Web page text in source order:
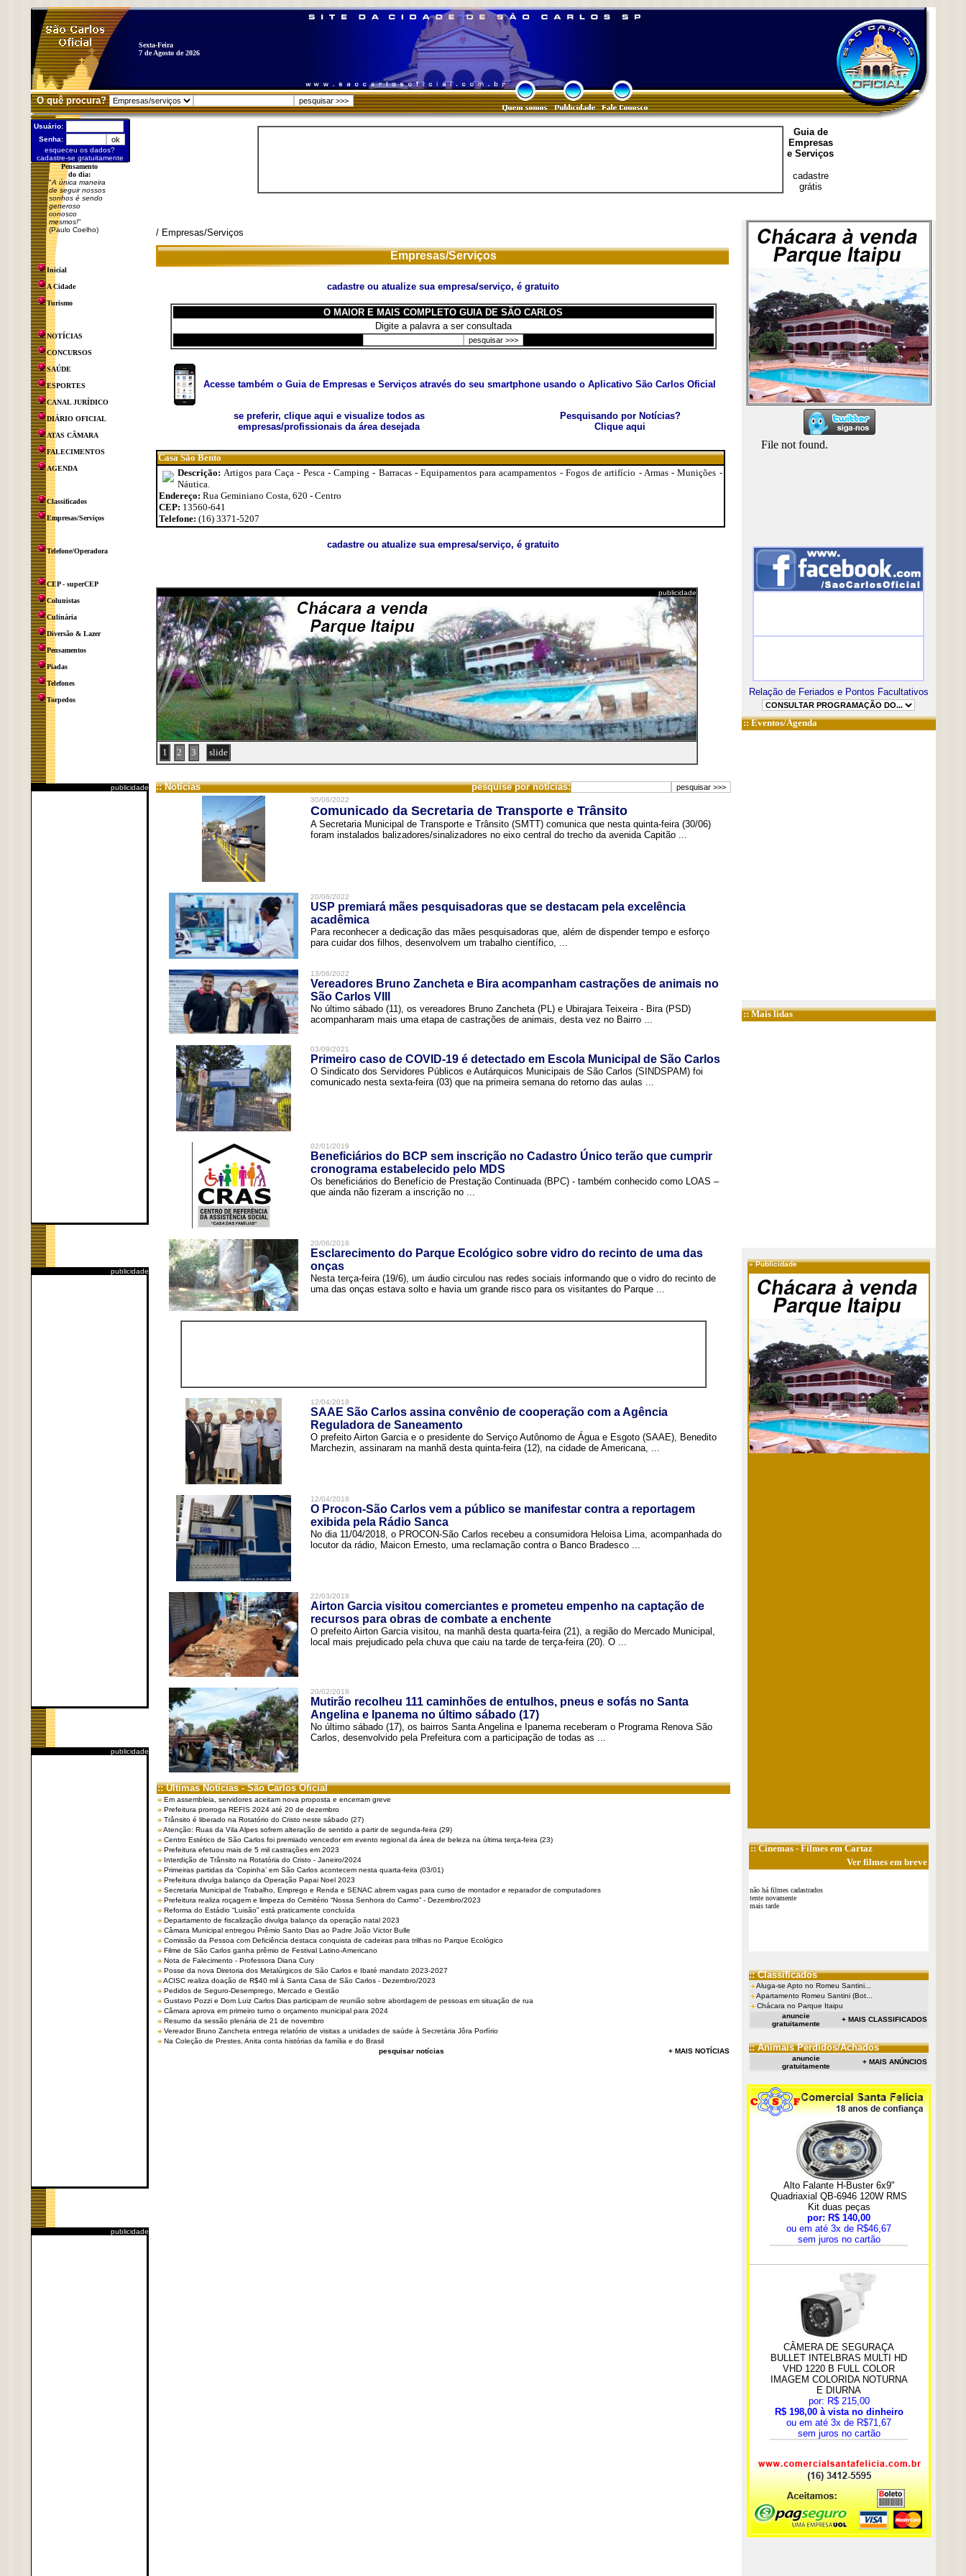
Sexta-Feira
7 de Agosto de 2026
O quê procura?
Usuário:
Senha:
esqueceu os dados?
cadastre-se gratuitamente
Pensamento
do dia:
"A única maneira
de seguir nossos
sonhos é sendo
generoso
conosco
mesmos!"
(Paulo Coelho)
Inicial
A Cidade
Turismo
NOTÍCIAS
CONCURSOS
SAÚDE
ESPORTES
CANAL JURÍDICO
DIÁRIO OFICIAL
ATAS CÂMARA
FALECIMENTOS
AGENDA
Classificados
Empresas/Serviços
Telefone/Operadora
CEP - superCEP
Colunistas
Culinária
Diversão & Lazer
Pensamentos
Piadas
Telefones
Torpedos
publicidade
publicidade
publicidade
publicidade
Guia de
Empresas
e Serviços
cadastre
grátis
/ Empresas/Serviços
Empresas/Serviços
cadastre ou atualize sua empresa/serviço, é gratuito
O MAIOR E MAIS COMPLETO GUIA DE SÃO CARLOS
Digite a palavra a ser consultada
Acesse também o Guia de Empresas e Serviços através do seu smartphone usando o Aplicativo São Carlos Oficial
se preferir, clique aqui e visualize todos as
empresas/profissionais da área desejada
Pesquisando por Notícias?
Clique aqui
Casa São Bento
Descrição: Artigos para Caça - Pesca - Camping - Barracas - Equipamentos para acampamentos - Fogos de artifício - Armas - Munições -
Náutica.
Endereço: Rua Geminiano Costa, 620 - Centro
CEP: 13560-641
Telefone: (16) 3371-5207
cadastre ou atualize sua empresa/serviço, é gratuito
publicidade
1 2 3 slide
:: Notícias pesquise por notícias:
30/06/2022
Comunicado da Secretaria de Transporte e Trânsito
A Secretaria Municipal de Transporte e Trânsito (SMTT) comunica que nesta quinta-feira (30/06)
foram instalados balizadores/sinalizadores no eixo central do trecho da avenida Capitão ...
20/06/2022
USP premiará mães pesquisadoras que se destacam pela excelência
acadêmica
Para reconhecer a dedicação das mães pesquisadoras que, além de dispender tempo e esforço
para cuidar dos filhos, desenvolvem um trabalho científico, ...
13/06/2022
Vereadores Bruno Zancheta e Bira acompanham castrações de animais no
São Carlos VIII
No último sábado (11), os vereadores Bruno Zancheta (PL) e Ubirajara Teixeira - Bira (PSD)
acompanharam mais uma etapa de castrações de animais, desta vez no Bairro ...
03/09/2021
Primeiro caso de COVID-19 é detectado em Escola Municipal de São Carlos
O Sindicato dos Servidores Públicos e Autárquicos Municipais de São Carlos (SINDSPAM) foi
comunicado nesta sexta-feira (03) que na primeira semana do retorno das aulas ...
02/01/2019
Beneficiários do BCP sem inscrição no Cadastro Único terão que cumprir
cronograma estabelecido pelo MDS
Os beneficiários do Benefício de Prestação Continuada (BPC) - também conhecido como LOAS –
que ainda não fizeram a inscrição no ...
20/06/2018
Esclarecimento do Parque Ecológico sobre vidro do recinto de uma das
onças
Nesta terça-feira (19/6), um áudio circulou nas redes sociais informando que o vidro do recinto de
uma das onças estava solto e havia um grande risco para os visitantes do Parque ...
12/04/2018
SAAE São Carlos assina convênio de cooperação com a Agência
Reguladora de Saneamento
O prefeito Airton Garcia e o presidente do Serviço Autônomo de Água e Esgoto (SAAE), Benedito
Marchezin, assinaram na manhã desta quinta-feira (12), na cidade de Americana, ...
12/04/2018
O Procon-São Carlos vem a público se manifestar contra a reportagem
exibida pela Rádio Sanca
No dia 11/04/2018, o PROCON-São Carlos recebeu a consumidora Heloisa Lima, acompanhada do
locutor da rádio, Maicon Ernesto, uma reclamação contra o Banco Bradesco ...
22/03/2018
Airton Garcia visitou comerciantes e prometeu empenho na captação de
recursos para obras de combate a enchente
O prefeito Airton Garcia visitou, na manhã desta quarta-feira (21), a região do Mercado Municipal,
local mais prejudicado pela chuva que caiu na tarde de terça-feira (20). O ...
20/02/2018
Mutirão recolheu 111 caminhões de entulhos, pneus e sofás no Santa
Angelina e Ipanema no último sábado (17)
No último sábado (17), os bairros Santa Angelina e Ipanema receberam o Programa Renova São
Carlos, desenvolvido pela Prefeitura com a participação de todas as ...
:: Últimas Notícias - São Carlos Oficial
Em assembleia, servidores aceitam nova proposta e encerram greve
Prefeitura prorroga REFIS 2024 até 20 de dezembro
Trânsito é liberado na Rotatório do Cristo neste sábado (27)
Atenção: Ruas da Vila Alpes sofrem alteração de sentido a partir de segunda-feira (29)
Centro Estético de São Carlos foi premiado vencedor em evento regional da área de beleza na última terça-feira (23)
Prefeitura efetuou mais de 5 mil castrações em 2023
Interdição de Trânsito na Rotatória do Cristo - Janeiro/2024
Primeiras partidas da ‘Copinha’ em São Carlos acontecem nesta quarta-feira (03/01)
Prefeitura divulga balanço da Operação Papai Noel 2023
Secretaria Municipal de Trabalho, Emprego e Renda e SENAC abrem vagas para curso de montador e reparador de computadores
Prefeitura realiza roçagem e limpeza do Cemitério “Nossa Senhora do Carmo” - Dezembro/2023
Reforma do Estádio “Luisão” está praticamente concluída
Departamento de fiscalização divulga balanço da operação natal 2023
Câmara Municipal entregou Prêmio Santo Dias ao Padre João Victor Bulle
Comissão da Pessoa com Deficiência destaca conquista de cadeiras para trilhas no Parque Ecológico
Filme de São Carlos ganha prêmio de Festival Latino-Americano
Nota de Falecimento - Professora Diana Cury
Posse da nova Diretoria dos Metalúrgicos de São Carlos e Ibaté mandato 2023-2027
ACISC realiza doação de R$40 mil à Santa Casa de São Carlos - Dezembro/2023
Pedidos de Seguro-Desemprego, Mercado e Gestão
Gustavo Pozzi e Dom Luiz Carlos Dias participam de reunião sobre abordagem de pessoas em situação de rua
Câmara aprova em primeiro turno o orçamento municipal para 2024
Resumo da sessão plenária de 21 de novembro
Vereador Bruno Zancheta entrega relatório de visitas a unidades de saúde à Secretária Jôra Porfírio
Na Coleção de Prestes, Anita conta histórias da família e do Brasil
pesquisar notícias
+ MAIS NOTÍCIAS
Relação de Feriados e Pontos Facultativos
::Eventos/Agenda
:: Mais lidas
»Publicidade
::Cinemas- Filmes em Cartaz
Ver filmes em breve
não há filmes cadastrados
tente novamente
mais tarde
:: Classificados
Aluga-se Apto no Romeu Santini...
Apartamento Romeu Santini (Bot...
Chácara no Parque Itaipu
anuncie
gratuitamente
+ MAIS CLASSIFICADOS
:: Animais Perdidos/Achados
anuncie
gratuitamente
+ MAIS ANÚNCIOS